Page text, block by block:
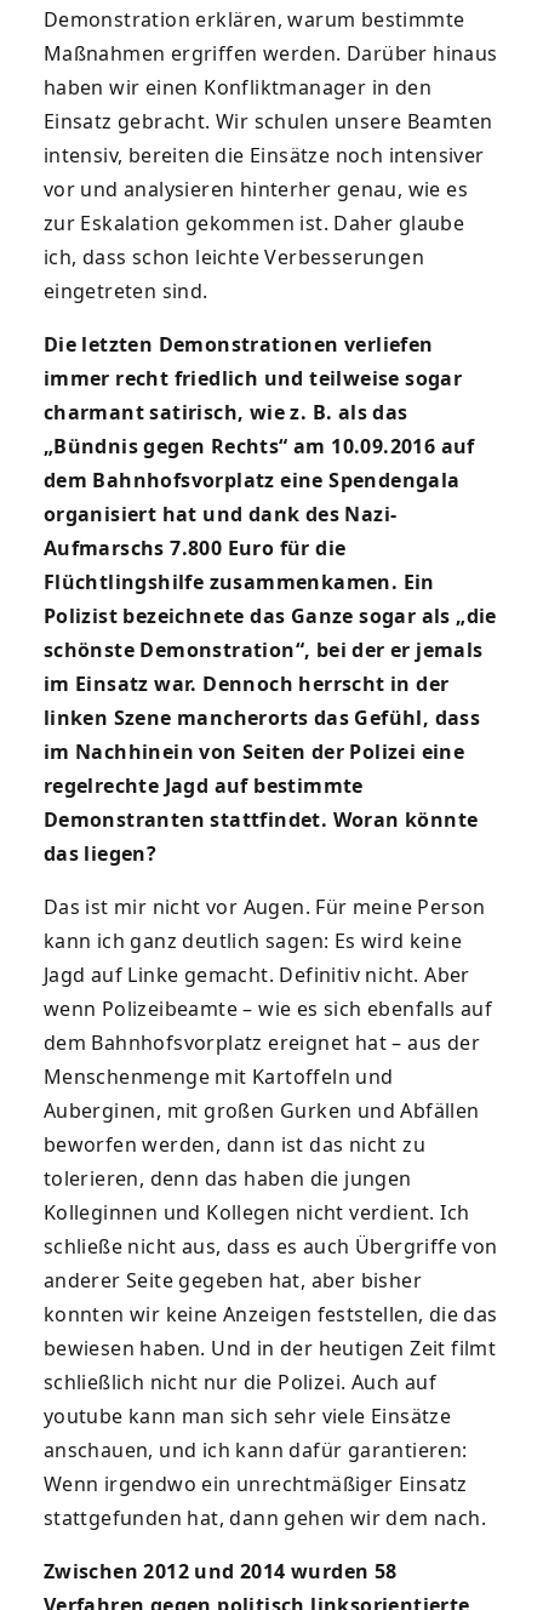
Demonstration erklären, warum bestimmte
Maßnahmen ergriffen werden. Darüber hinaus
haben wir einen Konfliktmanager in den
Einsatz gebracht. Wir schulen unsere Beamten
intensiv, bereiten die Einsätze noch intensiver
vor und analysieren hinterher genau, wie es
zur Eskalation gekommen ist. Daher glaube
ich, dass schon leichte Verbesserungen
eingetreten sind.
Die letzten Demonstrationen verliefen
immer recht friedlich und teilweise sogar
charmant satirisch, wie z. B. als das
„Bündnis gegen Rechts“ am 10.09.2016 auf
dem Bahnhofsvorplatz eine Spendengala
organisiert hat und dank des Nazi-
Aufmarschs 7.800 Euro für die
Flüchtlingshilfe zusammenkamen. Ein
Polizist bezeichnete das Ganze sogar als „die
schönste Demonstration“, bei der er jemals
im Einsatz war. Dennoch herrscht in der
linken Szene mancherorts das Gefühl, dass
im Nachhinein von Seiten der Polizei eine
regelrechte Jagd auf bestimmte
Demonstranten stattfindet. Woran könnte
das liegen?
Das ist mir nicht vor Augen. Für meine Person
kann ich ganz deutlich sagen: Es wird keine
Jagd auf Linke gemacht. Definitiv nicht. Aber
wenn Polizeibeamte – wie es sich ebenfalls auf
dem Bahnhofsvorplatz ereignet hat – aus der
Menschenmenge mit Kartoffeln und
Auberginen, mit großen Gurken und Abfällen
beworfen werden, dann ist das nicht zu
tolerieren, denn das haben die jungen
Kolleginnen und Kollegen nicht verdient. Ich
schließe nicht aus, dass es auch Übergriffe von
anderer Seite gegeben hat, aber bisher
konnten wir keine Anzeigen feststellen, die das
bewiesen haben. Und in der heutigen Zeit filmt
schließlich nicht nur die Polizei. Auch auf
youtube kann man sich sehr viele Einsätze
anschauen, und ich kann dafür garantieren:
Wenn irgendwo ein unrechtmäßiger Einsatz
stattgefunden hat, dann gehen wir dem nach.
Zwischen 2012 und 2014 wurden 58
Verfahren gegen politisch linksorientierte